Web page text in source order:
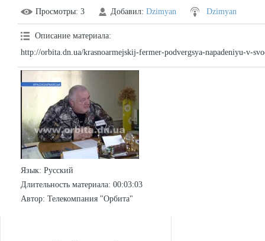
Просмотры: 3 Добавил: Dzimyan Dzimyan
Описание материала:
http://orbita.dn.ua/krasnoarmejskij-fermer-podvergsya-napadeniyu-v-
Язык: Русский
Длительность материала: 00:03:03
Автор: Телекомпания "Орбита"